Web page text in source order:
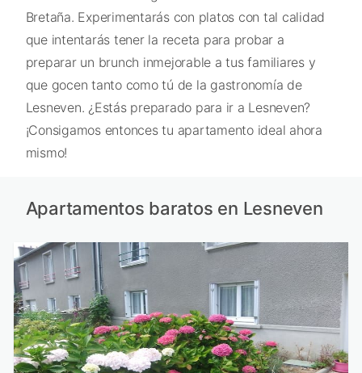
Bretaña. Experimentarás con platos con tal calidad
que intentarás tener la receta para probar a
preparar un brunch inmejorable a tus familiares y
que gocen tanto como tú de la gastronomía de
Lesneven. ¿Estás preparado para ir a Lesneven?
¡Consigamos entonces tu apartamento ideal ahora
mismo!
Apartamentos baratos en Lesneven